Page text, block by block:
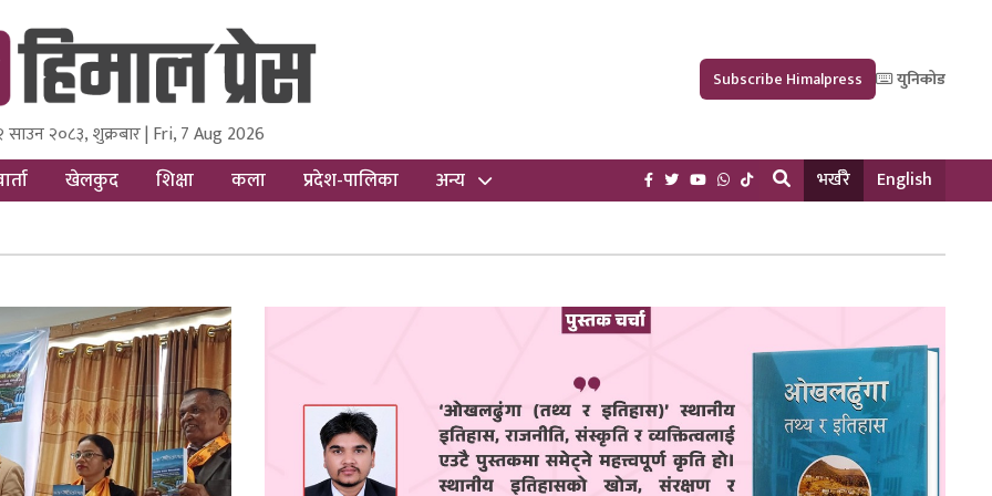
Media and Research Pvt Ltd.
साउन २०८३, शुक्रबार | Fri, 7 Aug 2026
Subscribe Himalpress युनिकोड
खेलकुद शिक्षा कला प्रदेश-पालिका अन्य भर्खरै English